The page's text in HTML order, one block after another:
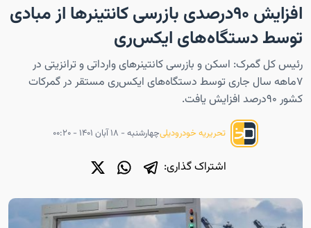
افزایش ۹۰درصدی بازرسی کانتینرها از مبادی
توسط دستگاه‌های ایکس‌ری
رئیس کل گمرک: اسکن و بازرسی کانتینرهای وارداتی و ترانزیتی در
۷ماهه سال جاری توسط دستگاه‌های ایکس‌ری مستقر در گمرکات
کشور ۹۰درصد افزایش یافت.
تحریریه خودرودیلیچهارشنبه - ۱۸ آبان ۱۴۰۱ - ۰۰:۲۰
اشتراک گذاری: